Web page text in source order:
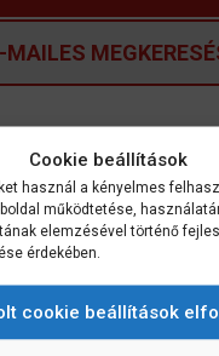
Cookie beállítások
használ a kényelmes
működtetése,
elemzésével történő
érdekében.
cookie beállítások
MAILES
EMBERI
arány,
és